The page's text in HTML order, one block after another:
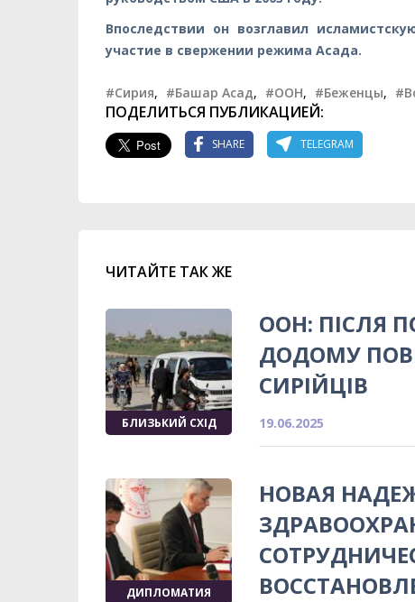
Впоследствии он возглавил
участие в свержении режима Асада.
#Сирия, #Башар Асад, #ООН, #Беженцы,
ПОДЕЛИТЬСЯ ПУБЛИКАЦИЕЙ:
SHARE TELEGRAM
ЧИТАЙТЕ ТАК ЖЕ
БЛИЗЬКИЙ СХІД
ООН: ПІСЛЯ
ДОДОМУ
СИРІЙЦІВ
19.06.2025
ДИПЛОМАТИЯ
НОВАЯ